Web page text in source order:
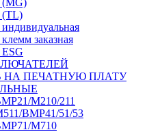
(TL)
заказная
ПЕЧАТНУЮ ПЛАТУ
M210/211
BMP41/51/53
M710